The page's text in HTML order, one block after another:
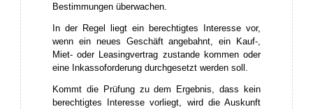
Bestimmungen überwachen.
In der Regel liegt ein berechtigtes Interesse vor,
wenn ein neues Geschäft angebahnt, ein Kauf-,
Miet- oder Leasingvertrag zustande kommen oder
eine Inkassoforderung durchgesetzt werden soll.
Kommt die Prüfung zu dem Ergebnis, dass kein
berechtigtes Interesse vorliegt, wird die Auskunft